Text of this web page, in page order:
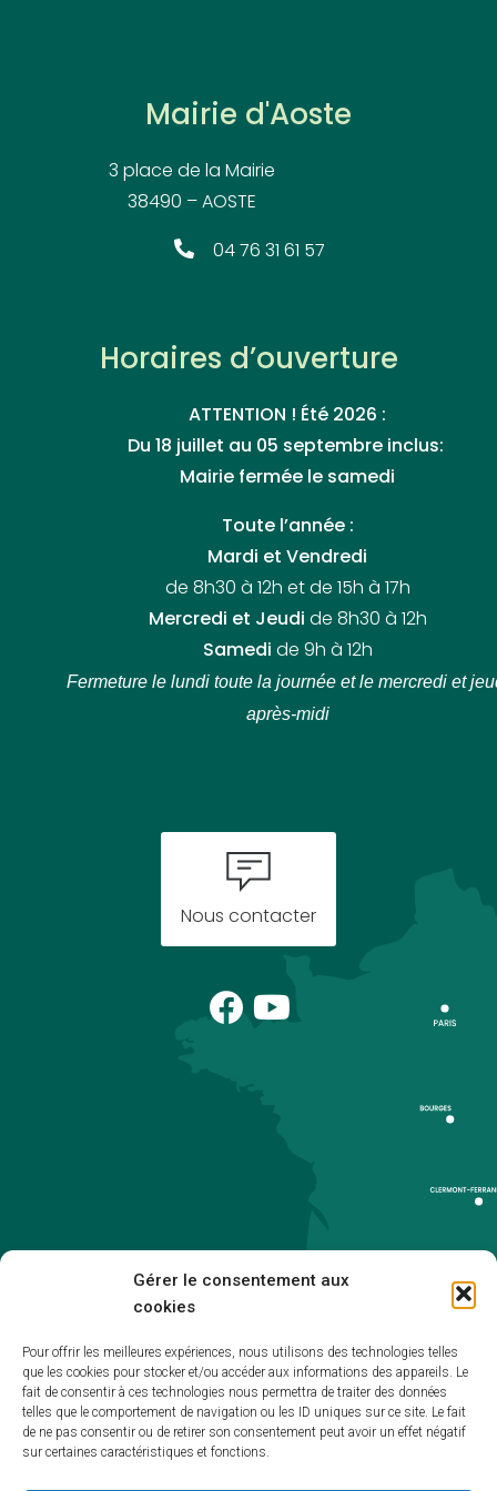
Gérer le consentement aux
cookies
Pour offrir les meilleures expériences, nous utilisons des technologies telles
que les cookies pour stocker et/ou accéder aux informations des appareils. Le
fait de consentir à ces technologies nous permettra de traiter des données
telles que le comportement de navigation ou les ID uniques sur ce site. Le fait
de ne pas consentir ou de retirer son consentement peut avoir un effet négatif
sur certaines caractéristiques et fonctions.
Mairie d'Aoste
3 place de la Mairie
38490 – AOSTE
04 76 31 61 57
Horaires d’ouverture
ATTENTION ! Été 2026 :
Du 18 juillet au 05 septembre inclus:
Mairie fermée le samedi
Toute l’année :
Mardi et Vendredi
de 8h30 à 12h et de 15h à 17h
Mercredi et Jeudi de 8h30 à 12h
Samedi de 9h à 12h
Fermeture le lundi toute la journée et le mercredi et
après-midi
Nous contacter
Accessibilité